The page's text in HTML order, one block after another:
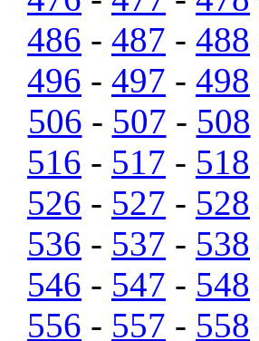
486 - 487 - 488
496 - 497 - 498
506 - 507 - 508
516 - 517 - 518
526 - 527 - 528
536 - 537 - 538
546 - 547 - 548
556 - 557 - 558